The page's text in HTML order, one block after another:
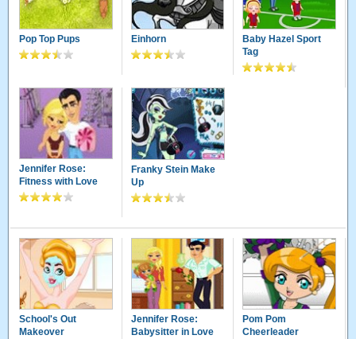
Pop Top Pups Einhorn
Baby Hazel Sport
Tag
Jennifer Rose:
Fitness with Love
Franky Stein Make
Up
School's Out
Makeover
Jennifer Rose:
Babysitter in Love
Pom Pom
Cheerleader